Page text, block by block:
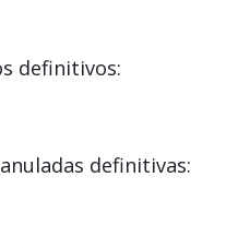
definitivos:
definitivas: